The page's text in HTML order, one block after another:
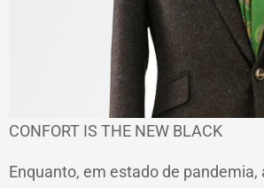
CONFORT IS THE NEW BLACK
Enquanto, em estado de pandemia,